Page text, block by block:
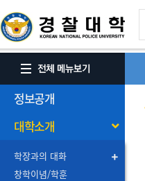
정보공개
대학소개
학장과의 대화
창학이념/학훈